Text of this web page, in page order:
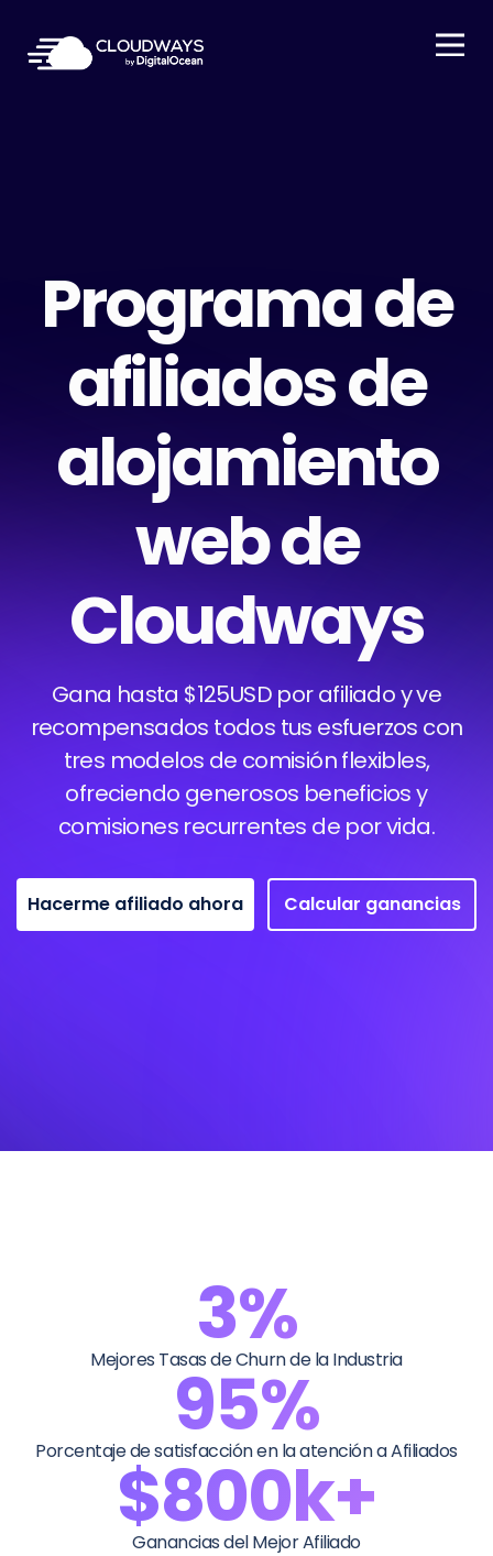
Open Nav
Programa de
afiliados de
alojamiento
web de
Cloudways
Gana hasta $125USD por afiliado y ve
recompensados todos tus esfuerzos con
tres modelos de comisión flexibles,
ofreciendo generosos beneficios y
comisiones recurrentes de por vida.
Hacerme afiliado ahora Calcular ganancias
3%
Mejores Tasas de Churn de la Industria
95%
Porcentaje de satisfacción en la atención a Afiliados
$800k+
Ganancias del Mejor Afiliado